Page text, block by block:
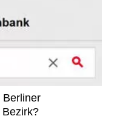
Berliner